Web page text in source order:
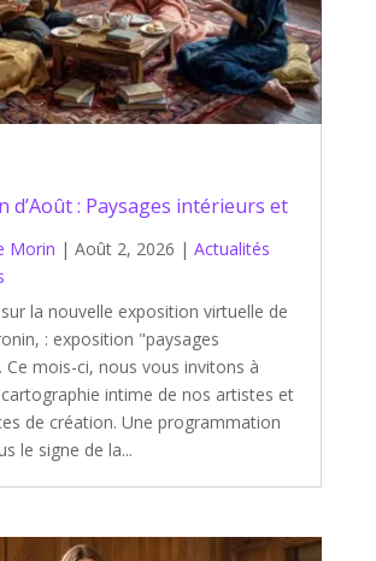
d’Août : Paysages intérieurs et
Morin | Août 2, 2026 | Actualités
la nouvelle exposition virtuelle de
: exposition "paysages
Ce mois-ci, nous vous invitons à
intime de nos artistes et
de création. Une programmation
le signe de la...